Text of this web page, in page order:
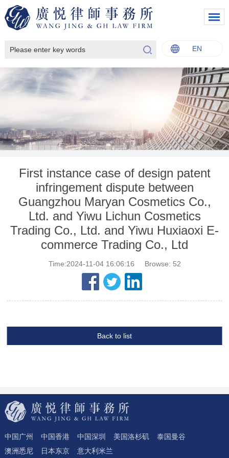
EN
English
Italiano
Français
First instance case of design patent
infringement dispute between
Guangzhou Maryan Cosmetics Co.,
Ltd. and Yiwu Lichun Cosmetics
Trading Co., Ltd. and Yiwu Huxiaoxi E-
commerce Trading Co., Ltd
Time:2024-11-04 16:06:16 Browse: 52
Back to list
中国广州 中国香港 中国深圳 美国洛杉矶
泰国曼谷
澳洲悉尼
日本东京 意大利米兰